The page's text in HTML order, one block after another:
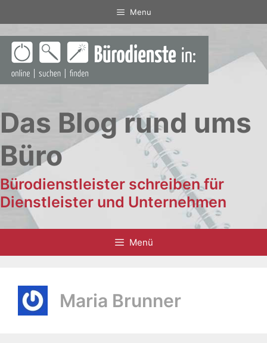
Inhalt
springen
Menu
Das Blog rund ums
Büro
Bürodienstleister schreiben für
Dienstleister und Unternehmen
Menü
Maria Brunner